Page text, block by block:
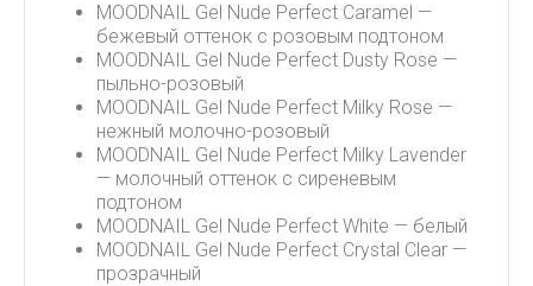
MOODNAIL Gel Nude Perfect Caramel —
бежевый оттенок с розовым подтоном
MOODNAIL Gel Nude Perfect Dusty Rose —
пыльно-розовый
MOODNAIL Gel Nude Perfect Milky Rose —
нежный молочно-розовый
MOODNAIL Gel Nude Perfect Milky Lavender
— молочный оттенок с сиреневым
подтоном
MOODNAIL Gel Nude Perfect White — белый
MOODNAIL Gel Nude Perfect Crystal Clear —
прозрачный